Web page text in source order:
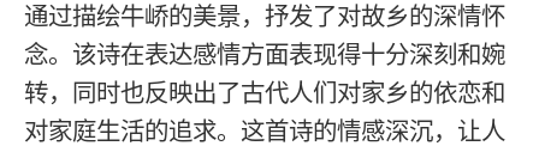
通过描绘牛峤的美景，抒发了对故乡的深情怀
念。该诗在表达感情方面表现得十分深刻和婉
转，同时也反映出了古代人们对家乡的依恋和
对家庭生活的追求。这首诗的情感深沉，让人